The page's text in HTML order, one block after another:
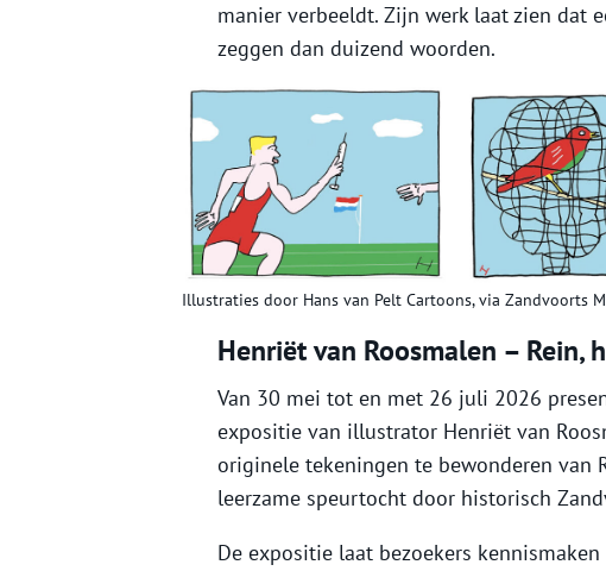
manier verbeeldt. Zijn werk laat zien dat
zeggen dan duizend woorden.
Illustraties door Hans van Pelt Cartoons, via Zandvoorts
Henriët van Roosmalen – Rein,
Van 30 mei tot en met 26 juli 2026
expositie van illustrator Henriët van
originele tekeningen te bewonderen van
leerzame speurtocht door historisch
De expositie laat bezoekers